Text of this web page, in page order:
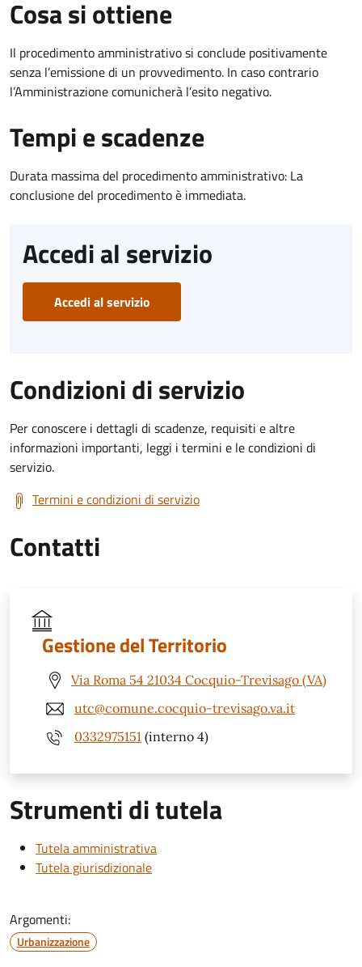
Cosa si ottiene
Il procedimento amministrativo si conclude positivamente
senza l’emissione di un provvedimento. In caso contrario
l’Amministrazione comunicherà l’esito negativo.
Tempi e scadenze
Durata massima del procedimento amministrativo: La
conclusione del procedimento è immediata.
Accedi al servizio
Accedi al servizio
Condizioni di servizio
Per conoscere i dettagli di scadenze, requisiti e altre
informazioni importanti, leggi i termini e le condizioni di
servizio.
Termini e condizioni di servizio
Contatti
Gestione del Territorio
Via Roma 54 21034 Cocquio-Trevisago (VA)
utc@comune.cocquio-trevisago.va.it
0332975151 (interno 4)
Strumenti di tutela
Tutela amministrativa
Tutela giurisdizionale
Argomenti:
Urbanizzazione